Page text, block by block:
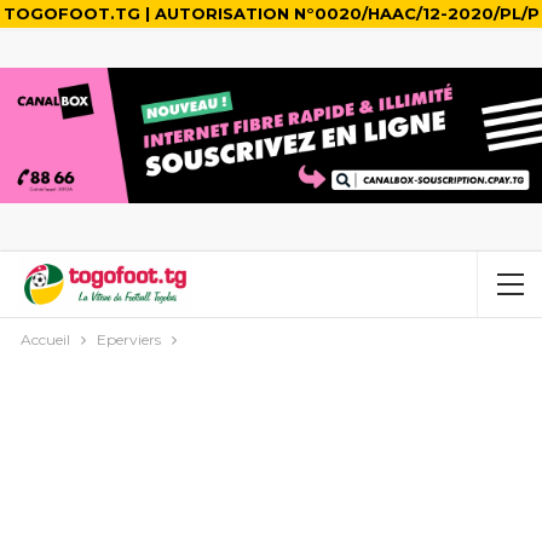
TOGOFOOT.TG | AUTORISATION N°0020/HAAC/12-2020/PL/P
Accueil Eperviers